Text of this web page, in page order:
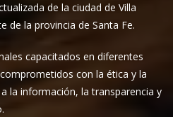
de la ciudad de Villa
de la provincia de Santa Fe.
capacitados en diferentes
con la ética y la
la información, la transparencia y